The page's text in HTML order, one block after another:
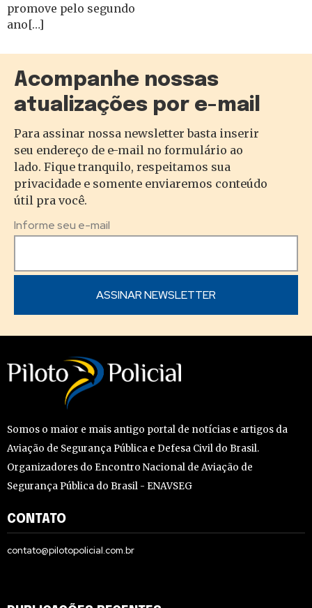
promove pelo segundo
ano[…]
Acompanhe nossas
atualizações por e-mail
Para assinar nossa newsletter basta inserir
seu endereço de e-mail no formulário ao
lado. Fique tranquilo, respeitamos sua
privacidade e somente enviaremos conteúdo
útil pra você.
Informe seu e-mail
Somos o maior e mais antigo portal de notícias e artigos da
Aviação de Segurança Pública e Defesa Civil do Brasil.
Organizadores do Encontro Nacional de Aviação de
Segurança Pública do Brasil - ENAVSEG
CONTATO
contato@pilotopolicial.com.br